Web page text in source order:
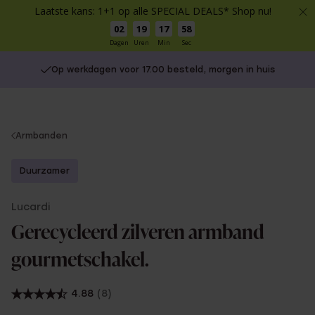
Laatste kans: 1+1 op alle SPECIAL DEALS* Shop nu!
02
Dagen
19
Uren
17
Min
57
Sec
Op werkdagen voor 17.00 besteld, morgen in huis
You
here:
Armbanden
Duurzamer
Lucardi
Gerecycleerd zilveren armband
gourmetschakel.
4.88 (8)